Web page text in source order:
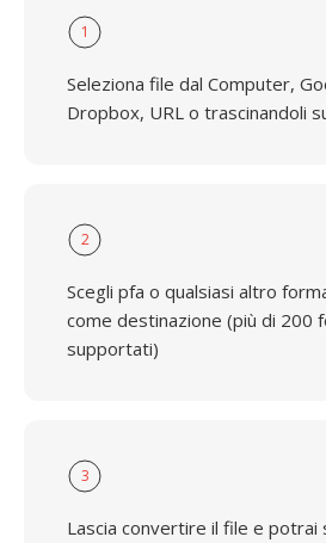
1
Seleziona file dal Computer,
Dropbox, URL o trascinandoli
2
Scegli pfa o qualsiasi altro
come destinazione (più di 200
supportati)
3
Lascia convertire il file e potrai